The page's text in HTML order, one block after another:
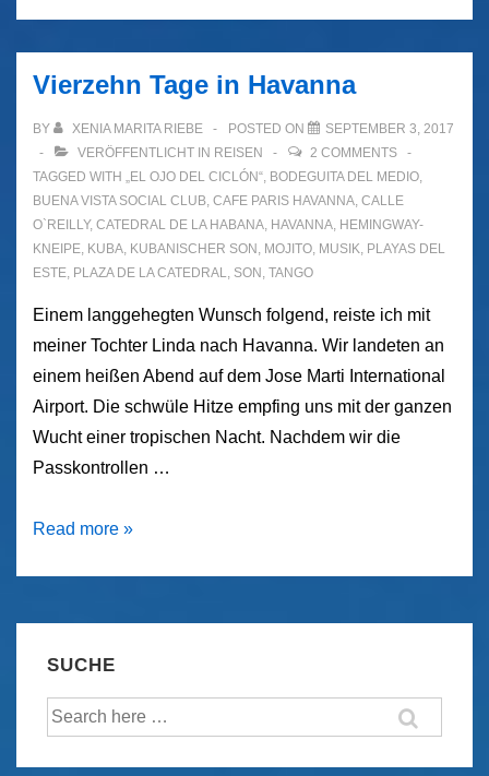
Vierzehn Tage in Havanna
BY XENIA MARITA RIEBE POSTED ON
SEPTEMBER 3, 2017
VERÖFFENTLICHT IN REISEN
2 COMMENTS
TAGGED WITH „EL OJO DEL CICLÓN“, BODEGUITA DEL MEDIO,
BUENA VISTA SOCIAL CLUB, CAFE PARIS HAVANNA, CALLE
O`REILLY, CATEDRAL DE LA HABANA, HAVANNA, HEMINGWAY-
KNEIPE, KUBA, KUBANISCHER SON , MOJITO, MUSIK, PLAYAS DEL
ESTE, PLAZA DE LA CATEDRAL, SON , TANGO
Einem langgehegten Wunsch folgend, reiste ich mit
meiner Tochter Linda nach Havanna. Wir landeten an
einem heißen Abend auf dem Jose Marti International
Airport. Die schwüle Hitze empfing uns mit der ganzen
Wucht einer tropischen Nacht. Nachdem wir die
Passkontrollen …
Vierzehn
Havanna
Read more »
SUCHE
Suche